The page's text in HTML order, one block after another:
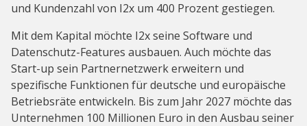
und Kundenzahl von I2x um 400 Prozent gestiegen.
Mit dem Kapital möchte I2x seine Software und
Datenschutz-Features ausbauen. Auch möchte das
Start-up sein Partnernetzwerk erweitern und
spezifische Funktionen für deutsche und europäische
Betriebsräte entwickeln. Bis zum Jahr 2027 möchte das
Unternehmen 100 Millionen Euro in den Ausbau seiner